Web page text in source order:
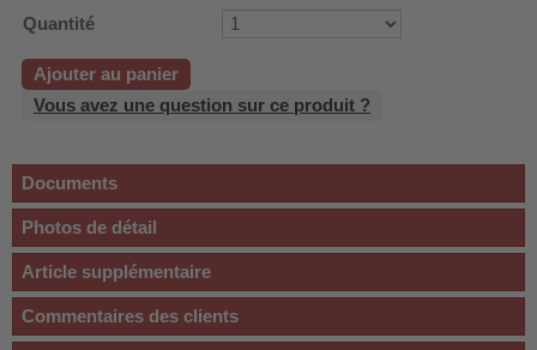
Quantité
Ajouter au panier
Vous avez une question sur ce produit ?
Documents
Photos de détail
Article supplémentaire
Commentaires des clients